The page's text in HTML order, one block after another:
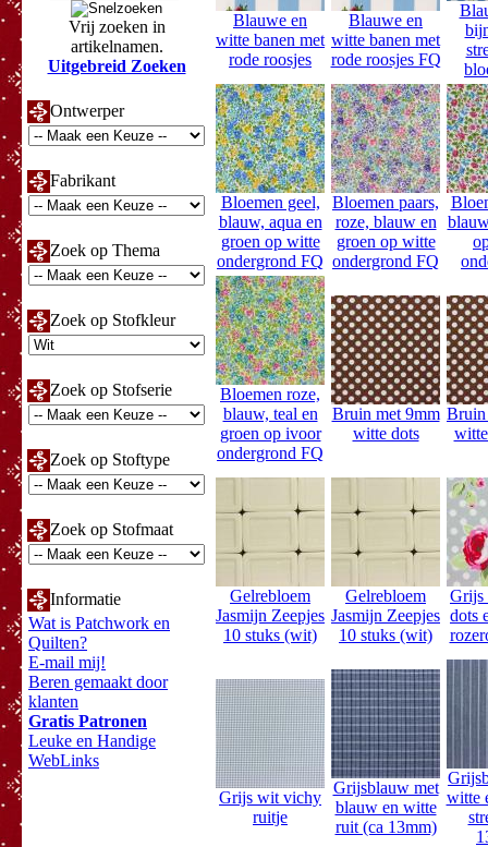
Vrij zoeken in
artikelnamen.
Uitgebreid Zoeken
Ontwerper
Fabrikant
Zoek op Thema
Zoek op Stofkleur
Zoek op Stofserie
Zoek op Stoftype
Zoek op Stofmaat
Informatie
Wat is Patchwork en
Quilten?
E-mail mij!
Beren gemaakt door
klanten
Gratis Patronen
Leuke en Handige
WebLinks
Blauwe en
witte banen met
rode roosjes
Blauwe en
witte banen met
rode roosjes FQ
Bloemen geel,
blauw, aqua en
groen op witte
ondergrond FQ
Bloemen paars,
roze, blauw en
groen op witte
ondergrond FQ
Bloemen roze,
blauw, teal en
groen op ivoor
ondergrond FQ
Bruin met 9mm
witte dots
Bruin
Gelrebloem
Jasmijn Zeepjes
10 stuks (wit)
Gelrebloem
Jasmijn Zeepjes
10 stuks (wit)
Grijs
dots
Grijs wit vichy
ruitje
Grijsblauw met
blauw en witte
ruit (ca 13mm)
witte